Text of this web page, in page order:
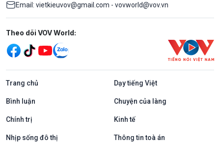
Email: vietkieuvov@gmail.com - vovworld@vov.vn
Mạng xã hội
Theo dõi VOV World:
Trang chủ Dạy tiếng Việt
Bình luận Chuyện của làng
Chính trị Kinh tế
Nhịp sống đô thị Thông tin toà án